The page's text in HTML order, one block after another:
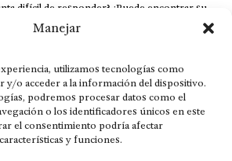
Manejar
utilizamos tecnologías como
y/o acceder a la información del dispositivo.
podremos procesar datos como el
o los identificadores únicos en este
el consentimiento podría afectar
y funciones.
difícil de responder? ¿Puede encontrar su
otorgando al receptor cuestionado espacio y
responder correctamente? De no ser así, el que
está limitado exclusivamente a la sangre; seres
diario vivir suelen pesar más que los
el apego de estas dos versiones de seres
ideales provenientes de sus vivencias.
nuestra gente.” – HRSuriel